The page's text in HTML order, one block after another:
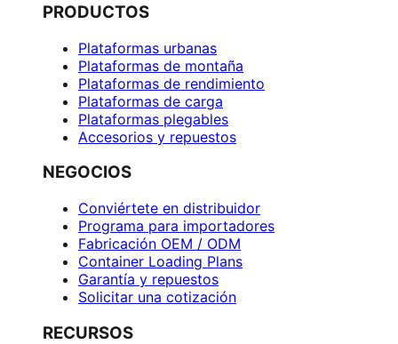
PRODUCTOS
Plataformas urbanas
Plataformas de montaña
Plataformas de rendimiento
Plataformas de carga
Plataformas plegables
Accesorios y repuestos
NEGOCIOS
Conviértete en distribuidor
Programa para importadores
Fabricación OEM / ODM
Container Loading Plans
Garantía y repuestos
Solicitar una cotización
RECURSOS